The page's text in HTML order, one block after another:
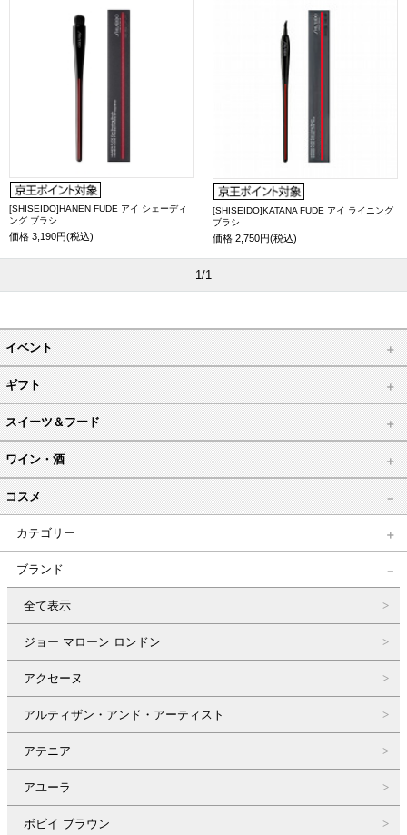
[SHISEIDO]HANEN FUDE アイ シェーディ
ング ブラシ
価格 3,190円(税込)
[SHISEIDO]KATANA FUDE アイ ライニング
ブラシ
価格 2,750円(税込)
1/1
イベント
ギフト
スイーツ＆フード
ワイン・酒
コスメ
カテゴリー
ブランド
全て表示
ジョー マローン ロンドン
アクセーヌ
アルティザン・アンド・アーティスト
アテニア
アユーラ
ボビイ ブラウン